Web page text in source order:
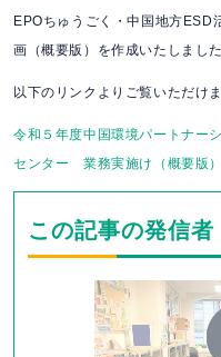
EPOちゅうごく・中国地方ESD
画（概要版）を作成いたしました
以下のリンクよりご覧いただけま
令和５年度中国環境パートナー
センター 業務実施け（概要版）
この記事の発信者